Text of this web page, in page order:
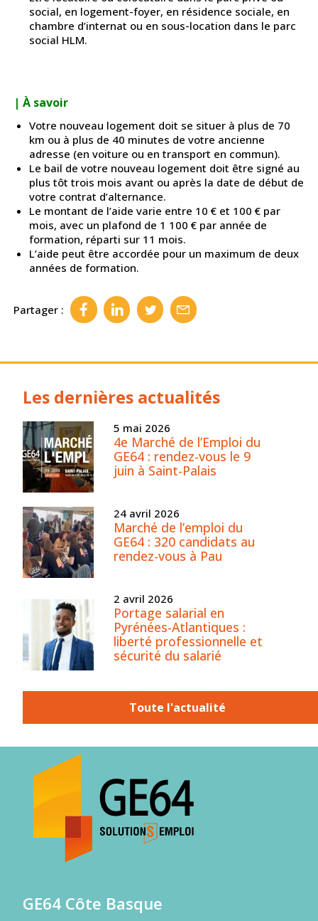
social, en logement-foyer, en résidence sociale, en
chambre d’internat ou en sous-location dans le parc
social HLM.
| À savoir
Votre nouveau logement doit se situer à plus de 70
km ou à plus de 40 minutes de votre ancienne
adresse (en voiture ou en transport en commun).
Le bail de votre nouveau logement doit être signé au
plus tôt trois mois avant ou après la date de début de
votre contrat d’alternance.
Le montant de l’aide varie entre 10 € et 100 € par
mois, avec un plafond de 1 100 € par année de
formation, réparti sur 11 mois.
L’aide peut être accordée pour un maximum de deux
années de formation.
Partager :
Les dernières actualités
5 mai 2026
4e Marché de l’Emploi du
GE64 : rendez-vous le 9
juin à Saint-Palais
24 avril 2026
Marché de l’emploi du
GE64 : 320 candidats au
rendez-vous à Pau
2 avril 2026
Portage salarial en
Pyrénées-Atlantiques :
liberté professionnelle et
sécurité du salarié
Toute l'actualité
GE64 Côte Basque